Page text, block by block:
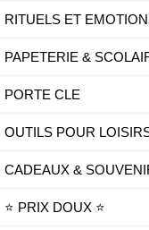
RITUELS ET
PAPETERIE &
PORTE CLE
OUTILS POUR
CADEAUX &
⭐ PRIX DOUX ⭐